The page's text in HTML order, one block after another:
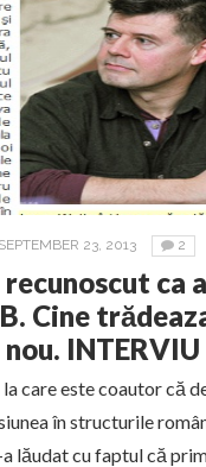
SEPTEMBER 23, 2013 2
ca
Cine
INTERVIU
care este coautor că
în structurile
a lăudat cu faptul că